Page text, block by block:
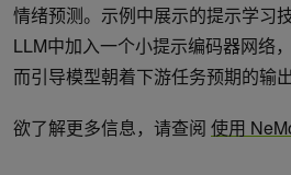
情绪预测。示例中展示的提示学习
LLM中加入一个小提示编码器网络
而引导模型朝着下游任务预期的输
欲了解更多信息，请查阅 使用